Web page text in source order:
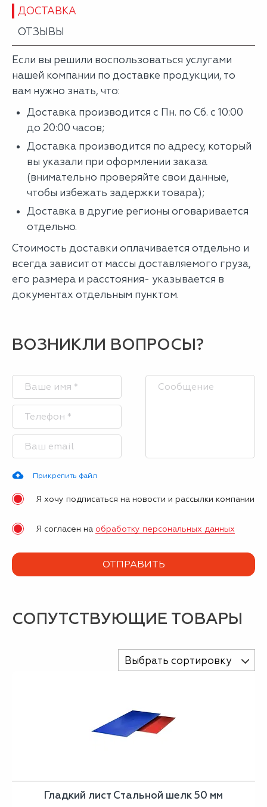
ДОСТАВКА
ОТЗЫВЫ
Если вы решили воспользоваться услугами
нашей компании по доставке продукции, то
вам нужно знать, что:
Доставка производится с Пн. по Сб. с 10:00
до 20:00 часов;
Доставка производится по адресу, который
вы указали при оформлении заказа
(внимательно проверяйте свои данные,
чтобы избежать задержки товара);
Доставка в другие регионы оговаривается
отдельно.
Стоимость доставки оплачивается отдельно и
всегда зависит от массы доставляемого груза,
его размера и расстояния- указывается в
документах отдельным пунктом.
ВОЗНИКЛИ ВОПРОСЫ?
Прикрепить файл
Я хочу подписаться на новости и рассылки компании
Я согласен на обработку персональных данных
СОПУТСТВУЮЩИЕ ТОВАРЫ
Выбрать сортировку
Гладкий лист Стальной шелк 50 мм